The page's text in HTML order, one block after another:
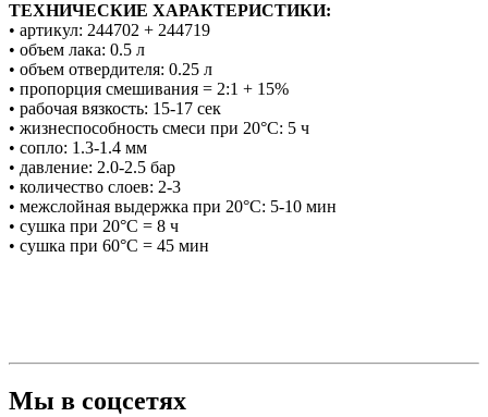
ТЕХНИЧЕСКИЕ ХАРАКТЕРИСТИКИ:
• артикул: 244702 + 244719
• объем лака: 0.5 л
• объем отвердителя: 0.25 л
• пропорция смешивания = 2:1 + 15%
• рабочая вязкость: 15-17 сек
• жизнеспособность смеси при 20°С: 5 ч
• сопло: 1.3-1.4 мм
• давление: 2.0-2.5 бар
• количество слоев: 2-3
• межслойная выдержка при 20°С: 5-10 мин
• сушка при 20°С = 8 ч
• сушка при 60°С = 45 мин
Мы в соцсетях